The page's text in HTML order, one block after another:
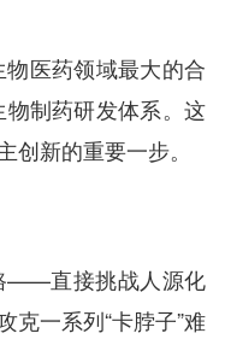
医药领域最大的合
制药研发体系。这
创新的重要一步。
——直接挑战人源化
克一系列“卡脖子”难